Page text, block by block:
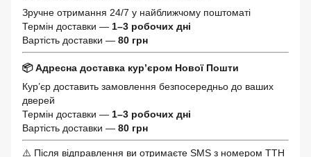
Зручне отримання 24/7 у найближчому поштоматі
Термін доставки — 1–3 робочих дні
Вартість доставки — 80 грн
📦 Адресна доставка кур’єром Нової Пошти
Кур’єр доставить замовлення безпосередньо до ваших
дверей
Термін доставки — 1–3 робочих дні
Вартість доставки — 80 грн
⚠️ Після відправлення ви отримаєте SMS з номером ТТН